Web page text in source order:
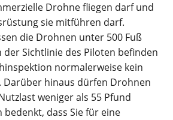
Drohne fliegen darf und
sie mitführen darf.
die Drohnen unter 500 Fuß
der Sichtlinie des Piloten befinden
normalerweise kein
Darüber hinaus dürfen Drohnen
weniger als 55 Pfund
bedenkt, dass Sie für eine